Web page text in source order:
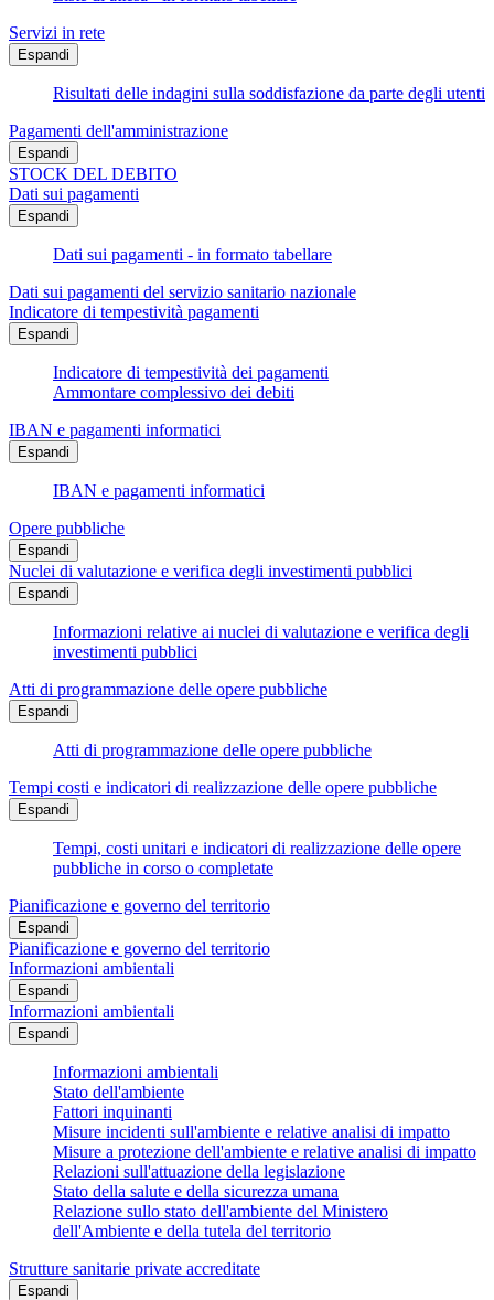
Servizi in rete
Espandi
Risultati delle indagini sulla soddisfazione da parte degli utenti
Pagamenti dell'amministrazione
Espandi
STOCK DEL DEBITO
Dati sui pagamenti
Espandi
Dati sui pagamenti - in formato tabellare
Dati sui pagamenti del servizio sanitario nazionale
Indicatore di tempestività pagamenti
Espandi
Indicatore di tempestività dei pagamenti
Ammontare complessivo dei debiti
IBAN e pagamenti informatici
Espandi
IBAN e pagamenti informatici
Opere pubbliche
Espandi
Nuclei di valutazione e verifica degli investimenti pubblici
Espandi
Informazioni relative ai nuclei di valutazione e verifica degli
investimenti pubblici
Atti di programmazione delle opere pubbliche
Espandi
Atti di programmazione delle opere pubbliche
Tempi costi e indicatori di realizzazione delle opere pubbliche
Espandi
Tempi, costi unitari e indicatori di realizzazione delle opere
pubbliche in corso o completate
Pianificazione e governo del territorio
Espandi
Pianificazione e governo del territorio
Informazioni ambientali
Espandi
Informazioni ambientali
Espandi
Informazioni ambientali
Stato dell'ambiente
Fattori inquinanti
Misure incidenti sull'ambiente e relative analisi di impatto
Misure a protezione dell'ambiente e relative analisi di impatto
Relazioni sull'attuazione della legislazione
Stato della salute e della sicurezza umana
Relazione sullo stato dell'ambiente del Ministero
dell'Ambiente e della tutela del territorio
Strutture sanitarie private accreditate
Espandi